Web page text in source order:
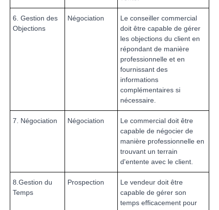
6. Gestion des
Objections
Négociation
Le conseiller commercial
doit être capable de gérer
les objections du client en
répondant de manière
professionnelle et en
fournissant des
informations
complémentaires si
nécessaire.
7. Négociation Négociation
Le commercial doit être
capable de négocier de
manière professionnelle en
trouvant un terrain
d'entente avec le client.
8.Gestion du
Temps
Prospection
Le vendeur doit être
capable de gérer son
temps efficacement pour